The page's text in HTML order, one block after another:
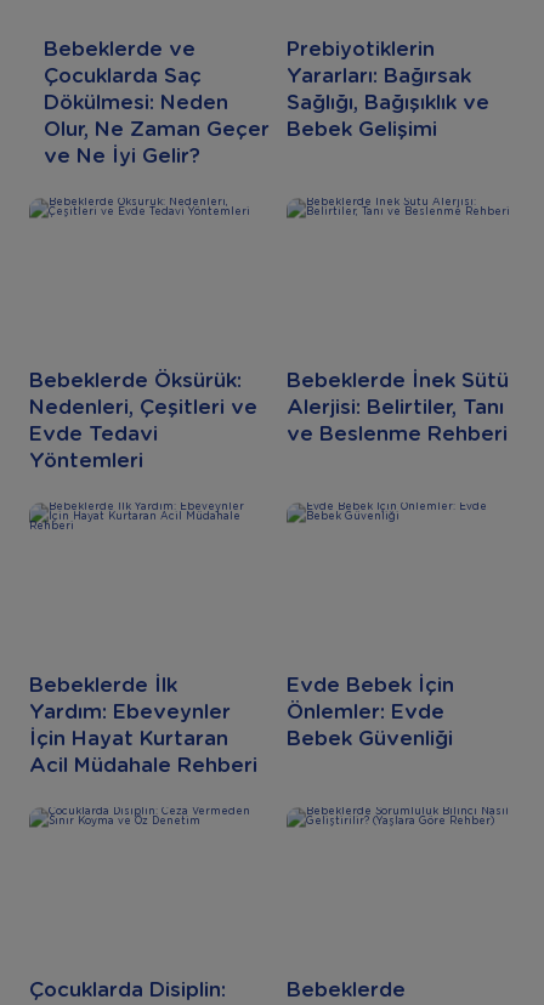
Bebeklerde ve
Çocuklarda Saç
Dökülmesi: Neden
Olur, Ne Zaman Geçer
ve Ne İyi Gelir?
Prebiyotiklerin
Yararları: Bağırsak
Sağlığı, Bağışıklık ve
Bebek Gelişimi
Bebeklerde Öksürük:
Nedenleri, Çeşitleri ve
Evde Tedavi
Yöntemleri
Bebeklerde İnek Sütü
Alerjisi: Belirtiler, Tanı
ve Beslenme Rehberi
Bebeklerde İlk
Yardım: Ebeveynler
İçin Hayat Kurtaran
Acil Müdahale Rehberi
Evde Bebek İçin
Önlemler: Evde
Bebek Güvenliği
Çocuklarda Disiplin:
Bebeklerde